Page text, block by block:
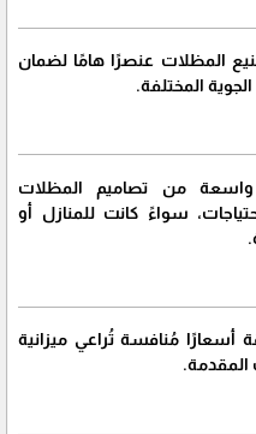
المظلات عنصرًا هامًا لضمان
المختلفة.
واسعة من تصاميم المظلات
سواءً كانت للمنازل أو
مُنافسة تُراعي ميزانية
المقدمة.